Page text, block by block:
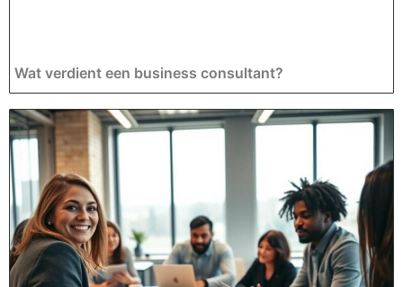
Wat verdient een business consultant?